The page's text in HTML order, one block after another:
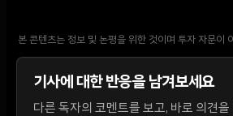
본 콘텐츠는 정보 및 논평을 위한 것이며 투자 자문이
기사에 대한 반응을 남겨보세요
다른 독자의 코멘트를 보고, 바로 의견을